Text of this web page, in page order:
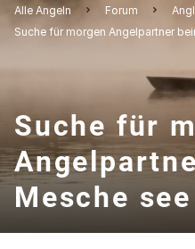
Alle Angeln Forum
Suche für morgen Angelpartner
Suche für
Mesche see